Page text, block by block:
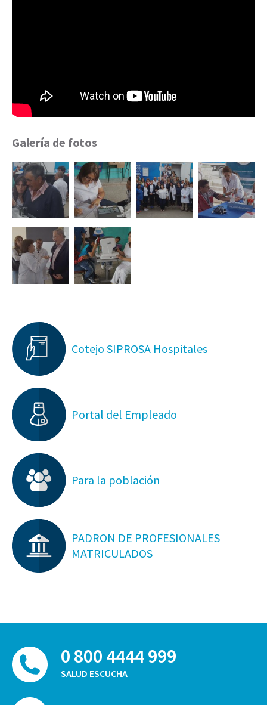
Galería de fotos
Cotejo SIPROSA Hospitales
Portal del Empleado
Para la población
PADRON DE PROFESIONALES
MATRICULADOS
0 800 4444 999
SALUD ESCUCHA